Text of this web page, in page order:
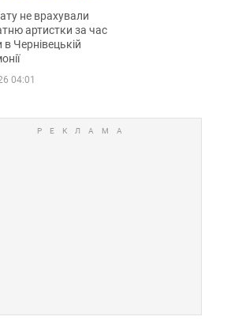
співачка
не врахували
артистки за час
в Чернівецькій
04:01